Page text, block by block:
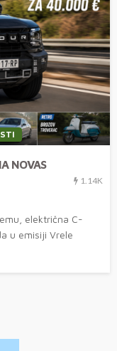
NOVAS
1.14K
električna C-
u emisiji Vrele